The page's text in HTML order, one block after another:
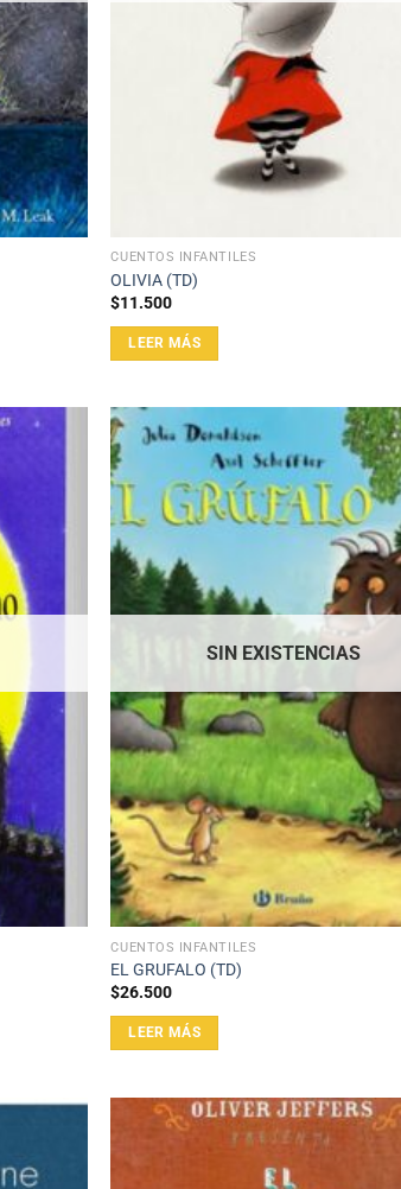
CUENTOS INFANTILES
OLIVIA (TD)
$11.500
LEER MÁS
SIN EXISTENCIAS
CUENTOS INFANTILES
EL GRUFALO (TD)
$26.500
LEER MÁS